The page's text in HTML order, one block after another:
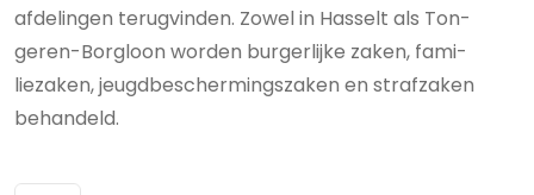
afdelingen terugvinden. Zowel in Hasselt als Ton­
geren-Borgloon worden burgerlijke zaken, fa­mi­
liezaken, jeugd­be­scher­mings­za­ken en straf­zaken
behandeld.